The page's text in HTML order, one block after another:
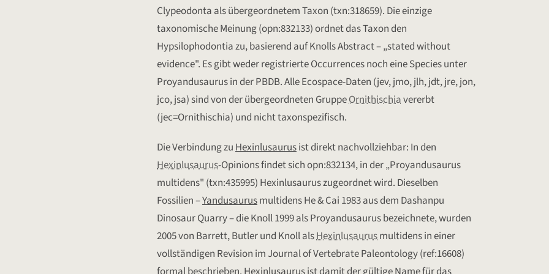
Clypeodonta als übergeordnetem Taxon (txn:318659). Die einzige
taxonomische Meinung (opn:832133) ordnet das Taxon den
Hypsilophodontia zu, basierend auf Knolls Abstract – „stated without
evidence". Es gibt weder registrierte Occurrences noch eine Species unter
Proyandusaurus in der PBDB. Alle Ecospace-Daten (jev, jmo, jlh, jdt, jre, jon,
jco, jsa) sind von der übergeordneten GruppeOrnithischiavererbt
(jec=Ornithischia) und nicht taxonspezifisch.
Die Verbindung zuHexinlusaurusist direkt nachvollziehbar: In den
Hexinlusaurus-Opinions findet sich opn:832134, in der „Proyandusaurus
multidens" (txn:435995) Hexinlusaurus zugeordnet wird. Dieselben
Fossilien –Yandusaurusmultidens He & Cai 1983 aus dem Dashanpu
Dinosaur Quarry – die Knoll 1999 als Proyandusaurus bezeichnete, wurden
2005 von Barrett, Butler und Knoll alsHexinlusaurusmultidens in einer
vollständigen Revision im Journal of Vertebrate Paleontology (ref:16608)